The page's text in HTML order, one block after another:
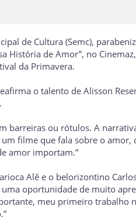
de Cultura (Semc),
História de Amor”, no
da Primavera.
o talento de Alisson
barreiras ou rótulos. A
filme que fala sobre o
amor importam.”
Alê e o belorizontino
uma oportunidade de muito
meu primeiro